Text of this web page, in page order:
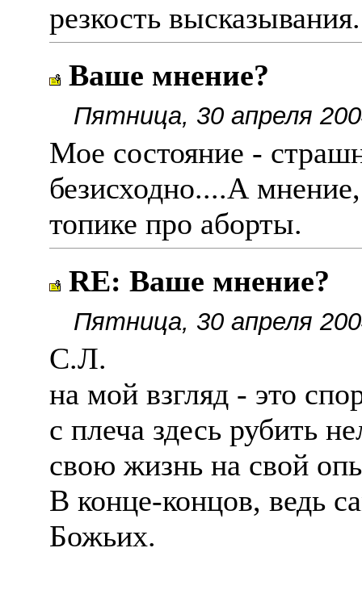
резкость высказывания.
Ваше мнение?
Пятница, 30 апреля
Мое состояние -
безисходно....А
топике про аборты.
RE: Ваше мнение?
Пятница, 30 апреля
С.Л.
на мой взгляд - это
с плеча здесь рубить
свою жизнь на свой
В конце-концов, ведь
Божьих.